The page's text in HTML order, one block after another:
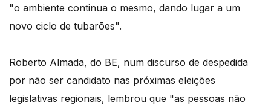
"o ambiente continua o mesmo, dando lugar a um
novo ciclo de tubarões".
Roberto Almada, do BE, num discurso de despedida
por não ser candidato nas próximas eleições
legislativas regionais, lembrou que "as pessoas não